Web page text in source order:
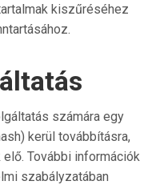
kiszűréséhez
számára egy
kerül továbbításra,
További információk
szabályzatában